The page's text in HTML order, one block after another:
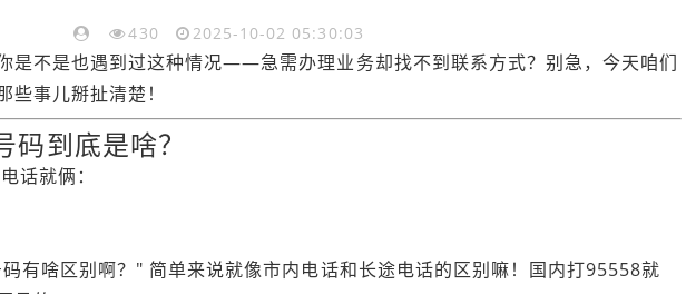
430 2025-10-02 05:30:03
是不是也遇到过这种情况——急需办理业务却找不到联系方式？别急，今天咱们
事儿掰扯清楚！
到底是啥？
话就俩：
有啥区别啊？" 简单来说就像市内电话和长途电话的区别嘛！国内打95558就